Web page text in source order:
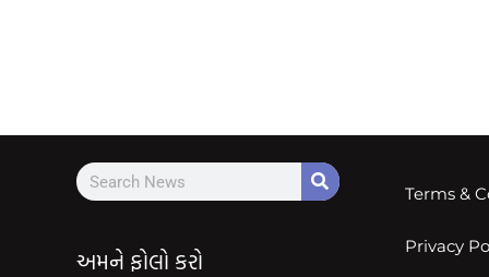
અમને ફોલો કરો
Terms &
Privacy